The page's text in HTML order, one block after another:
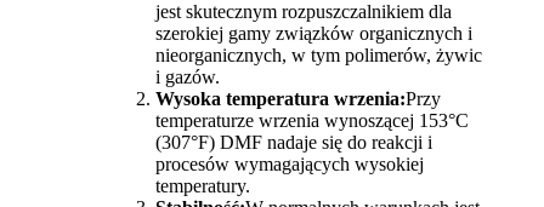
jest skutecznym rozpuszczalnikiem dla
szerokiej gamy związków organicznych i
nieorganicznych, w tym polimerów, żywic
i gazów.
Wysoka temperatura wrzenia:Przy
temperaturze wrzenia wynoszącej 153°C
(307°F) DMF nadaje się do reakcji i
procesów wymagających wysokiej
temperatury.